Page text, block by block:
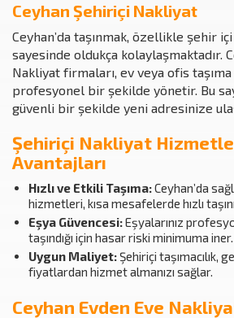
Ceyhan Şehiriçi Nakliyat
Ceyhan’da taşınmak, özellikle şehir
sayesinde oldukça kolaylaşmaktadır.
Nakliyat firmaları, ev veya ofis
profesyonel bir şekilde yönetir. Bu
güvenli bir şekilde yeni adresinize
Şehiriçi Nakliyat
Avantajları
Hızlı ve Etkili Taşıma:Ceyhan’da
hizmetleri, kısa mesafelerde hızlı
Eşya Güvencesi:Eşyalarınız
taşındığı için hasar riski minimuma iner.
Uygun Maliyet:Şehiriçi taşımacılık,
fiyatlardan hizmet almanızı sağlar.
Ceyhan Evden Eve